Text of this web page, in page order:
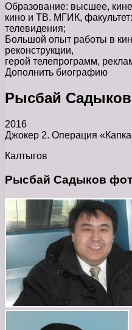
Образование: высшее,
кино и ТВ. МГИК,
телевидения;
Большой опыт работы в
реконструкции,
герой телепрограмм,
Дополнить биографию
Рысбай
2016
Джокер 2. Операция
Калтыгов
Рысбай Садыков